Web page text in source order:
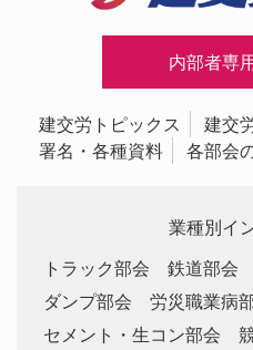
内部者専
建交労トピックス 建交
署名・各種資料
各部会
業種別イ
トラック部会
鉄道部会
ダンプ部会
労災職業病
セメント・生コン部会